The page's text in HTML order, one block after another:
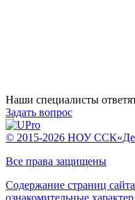
Наши специалисты
Задать вопрос
© 2015-2026 НОУ
Все права защищены
Содержание страниц
ознакомительные